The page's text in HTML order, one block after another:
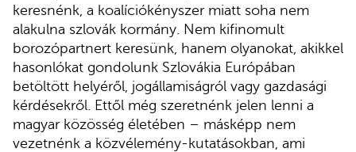
keresnénk, a koalíciókényszer miatt soha nem
alakulna szlovák kormány. Nem kifinomult
borozópartnert keresünk, hanem olyanokat, akikkel
hasonlókat gondolunk Szlovákia Európában
betöltött helyéről, jogállamiságról vagy gazdasági
kérdésekről. Ettől még szeretnénk jelen lenni a
magyar közösség életében – másképp nem
vezetnénk a közvélemény-kutatásokban, ami